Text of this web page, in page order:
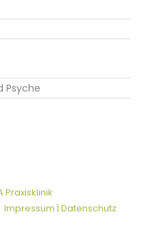
Psyche
Praxisklinik
Impressum | Datenschutz